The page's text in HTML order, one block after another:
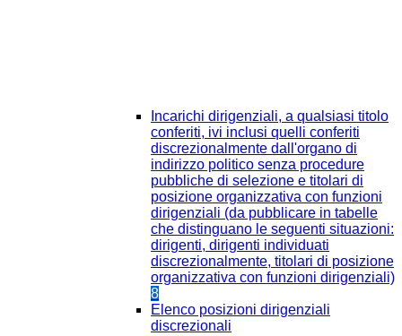
Incarichi dirigenziali, a qualsiasi titolo
conferiti, ivi inclusi quelli conferiti
discrezionalmente dall'organo di
indirizzo politico senza procedure
pubbliche di selezione e titolari di
posizione organizzativa con funzioni
dirigenziali (da pubblicare in tabelle
che distinguano le seguenti situazioni:
dirigenti, dirigenti individuati
discrezionalmente, titolari di posizione
organizzativa con funzioni dirigenziali)
8
Elenco posizioni dirigenziali
discrezionali